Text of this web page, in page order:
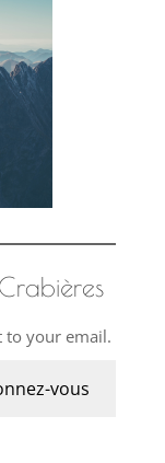
to your email.
vous